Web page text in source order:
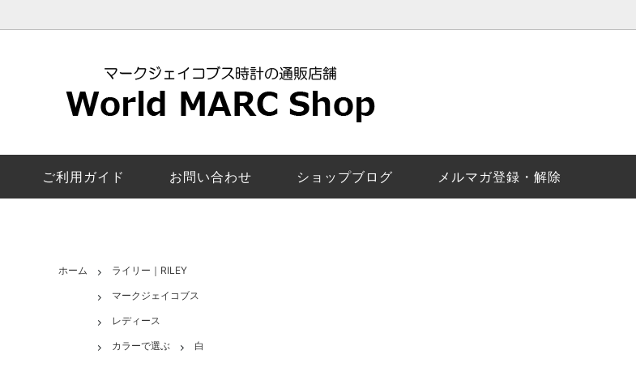
レディース新作モデル ロキシー｜ROXY
エイミー｜Amy ベイカー｜Baker
ロック｜Rock
コートニー｜Courtney
マークジェイコブス マークバイマークジェイコブス
機能で探す スマートウォッチ
安心の交換返品保証 5年修理保証
取扱店舗一覧 マークジェイコブスの
ペアウォッチの選
び方
ご利用ガイド お問い合わせ ショップブログ メルマガ登録・解除
ホーム ライリー｜RILEY
マークジェイコブス
レディース
カラーで選ぶ 白